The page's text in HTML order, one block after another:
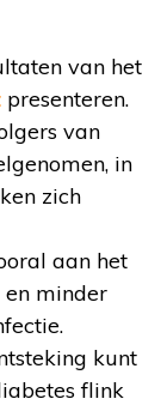
van het
presenteren.
van
in
zich
aan het
en minder
kunt
flink